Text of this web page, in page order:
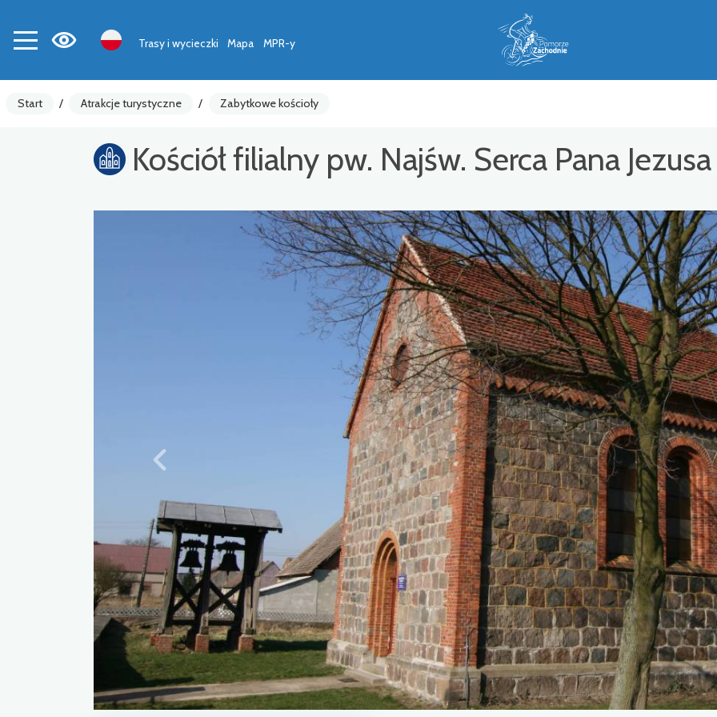
Trasy i wycieczki Mapa MPR-y
Start / Atrakcje turystyczne / Zabytkowe kościoły
Kościół filialny pw. Najśw. Serca Pana Jezusa